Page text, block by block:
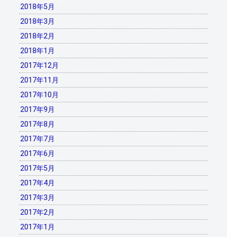
2018年5月
2018年3月
2018年2月
2018年1月
2017年12月
2017年11月
2017年10月
2017年9月
2017年8月
2017年7月
2017年6月
2017年5月
2017年4月
2017年3月
2017年2月
2017年1月